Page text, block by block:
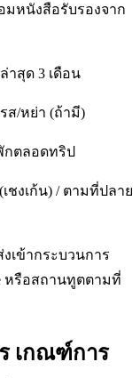
มหนังสือรับรองจาก
าสุด 3 เดือน
ส/หย่า (ถ้ามี)
กตลอดทริป
ชงเก้น) / ตามที่ปลาย
เข้ากระบวนการ
หรือสถานทูตตามที่
เกณฑ์การ